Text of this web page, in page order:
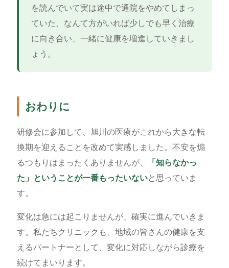
を読んでいて実は途中で通院をやめてしまっ
ていた、なんて方がいれば少しでも早く治療
に向き合い、一緒に健康を増進していきまし
ょう。
おわりに
研修会に参加して、旭川の医療がこれから大きな転
換期を迎えることを改めて実感しました。不安を煽
るつもりはまったくありませんが、
「知らなかっ
た」ということが一番もったいないと思っていま
す。
変化は急には起こりませんが、確実に進んでいきま
す。私たちクリニックも、地域の皆さんの健康を支
えるパートナーとして、変化に対応しながら診療を
続けてまいります。